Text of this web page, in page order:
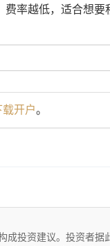
率越低，适合想要
开户。
成投资建议。投资者